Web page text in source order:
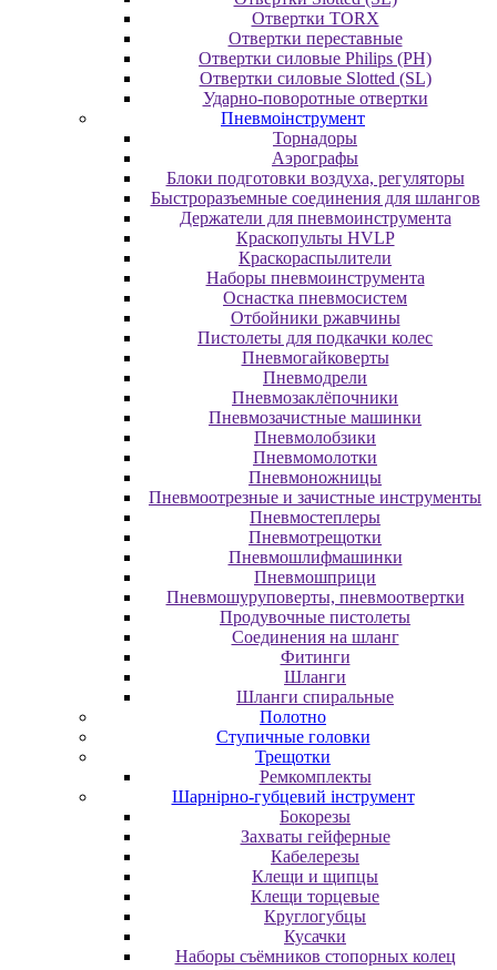
Отвертки TORX
Отвертки переставные
Отвертки силовые Philips (PH)
Отвертки силовые Slotted (SL)
Ударно-поворотные отвертки
Пневмоінструмент
Topнaдopы
Аэрографы
Блоки подготовки воздуха, регуляторы
Быстроразъемные соединения для шлангов
Держатели для пневмоинструмента
Краскопульты HVLP
Краскораспылители
Наборы пневмоинструмента
Оснастка пневмосистем
Отбойники ржавчины
Пистолеты для подкачки колес
Пневмогайковерты
Пневмодрели
Пневмозаклёпочники
Пневмозачистные машинки
Пневмолобзики
Пневмомолотки
Пневмоножницы
Пневмоотрезные и зачистные инструменты
Пневмостеплеры
Пневмотрещотки
Пневмошлифмашинки
Пневмошприци
Пневмошуруповерты, пневмоотвертки
Продувочные пистолеты
Соединения на шланг
Фитинги
Шланги
Шланги спиральные
Полотно
Ступичные головки
Трещотки
Ремкомплекты
Шарнірно-губцевий інструмент
Бокорезы
Захваты гейферные
Кабелерезы
Клещи и щипцы
Клещи торцевые
Круглогубцы
Кусачки
Наборы съёмников стопорных колец